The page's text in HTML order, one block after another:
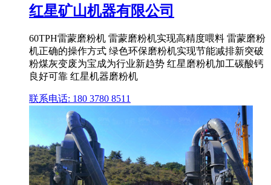
红星矿山机器有限公司
60TPH雷蒙磨粉机 雷蒙磨粉机实现高精度喂料 雷蒙磨粉
机正确的操作方式 绿色环保磨粉机实现节能减排新突破
粉煤灰变废为宝成为行业新趋势 红星磨粉机加工碳酸钙
良好可靠 红星机器磨粉机
联系电话: 180 3780 8511